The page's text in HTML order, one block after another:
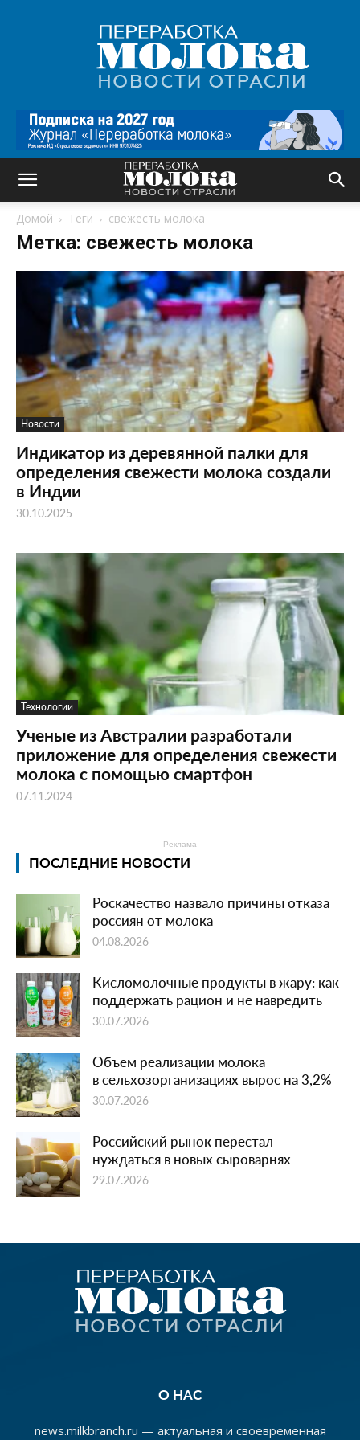
Переработка
молока
|
Новости
Домой Теги свежесть молока
Метка: свежесть молока
Новости
Индикатор из деревянной палки для
определения свежести молока создали
в Индии
30.10.2025
Технологии
Ученые из Австралии разработали
приложение для определения свежести
молока с помощью смартфон
07.11.2024
- Реклама -
ПОСЛЕДНИЕ НОВОСТИ
Роскачество назвало причины отказа
россиян от молока
04.08.2026
Кисломолочные продукты в жару: как
поддержать рацион и не навредить
30.07.2026
Объем реализации молока
в сельхозорганизациях вырос на 3,2%
30.07.2026
Российский рынок перестал
нуждаться в новых сыроварнях
29.07.2026
О НАС
news.milkbranch.ru — актуальная и своевременная